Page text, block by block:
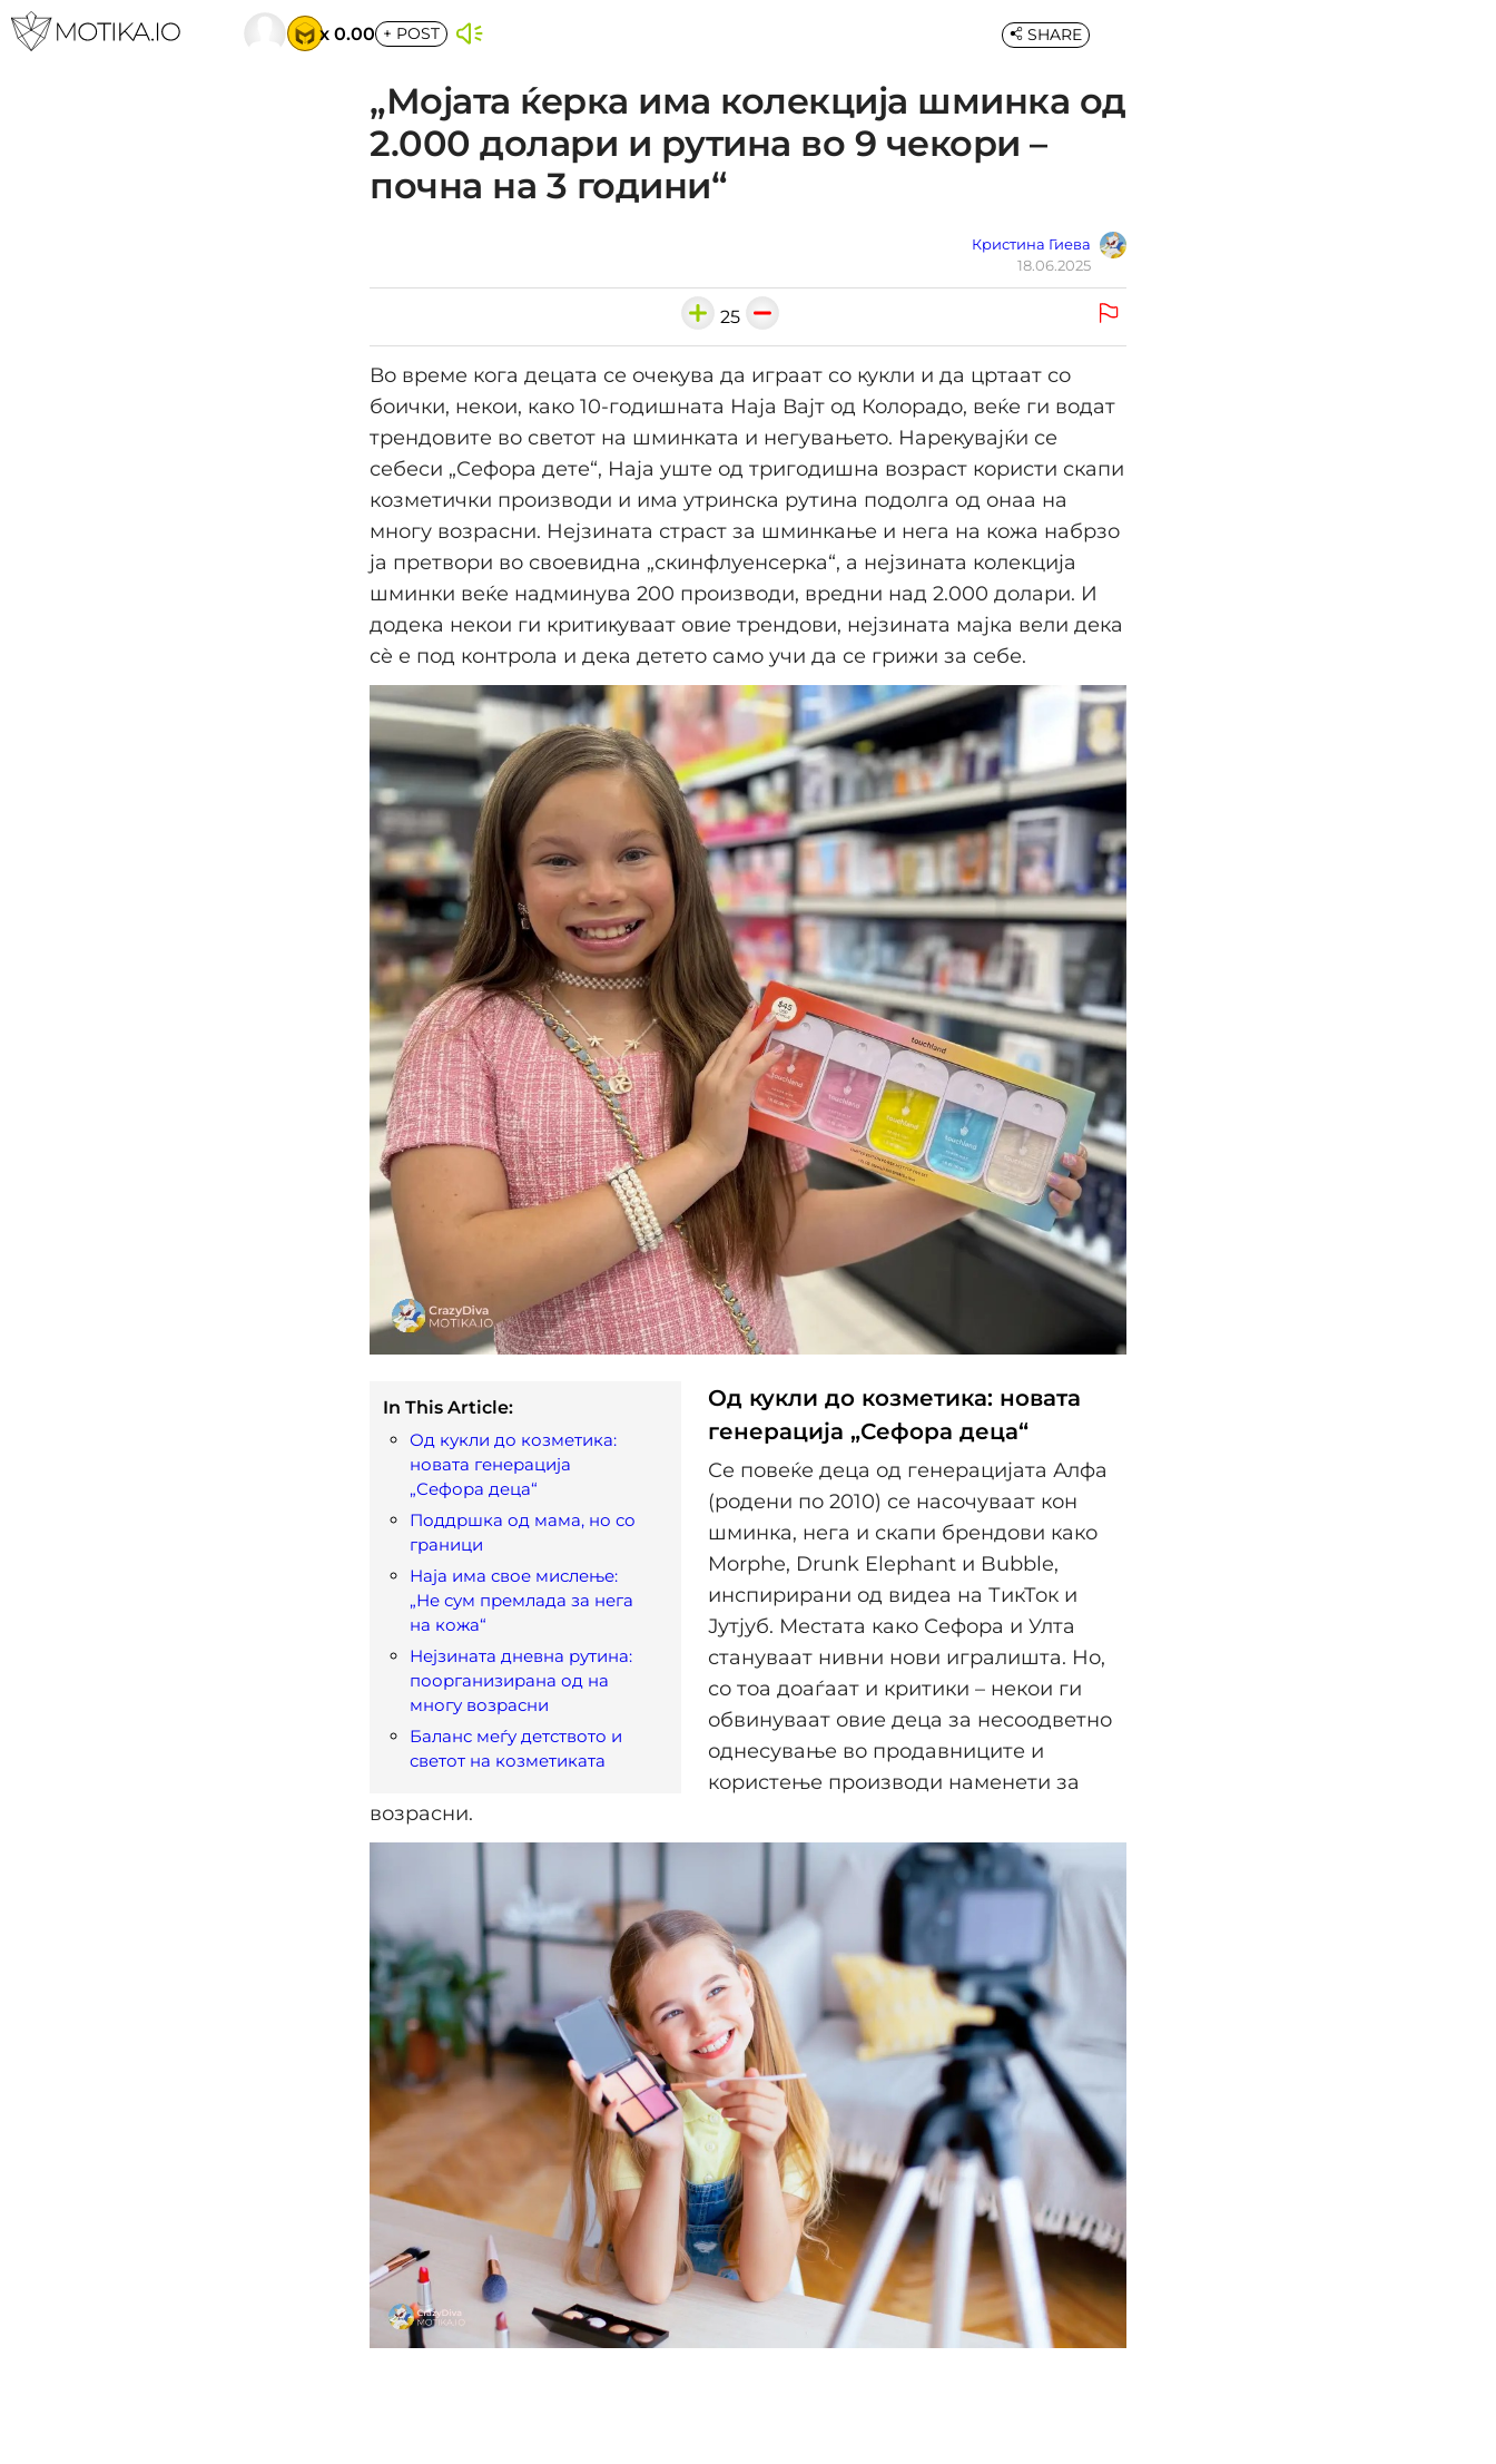
x 0.00 + POST
„Мојата ќерка има колекција шминка од
2.000 долари и рутина во 9 чекори –
почна на 3 години“
Кристина Гиева
18.06.2025
SHARE
25
Во време кога децата се очекува да играат со кукли и да цртаат со
боички, некои, како 10-годишната Наја Вајт од Колорадо, веќе ги водат
трендовите во светот на шминката и негувањето. Нарекувајќи се
себеси „Сефора дете“, Наја уште од тригодишна возраст користи скапи
козметички производи и има утринска рутина подолга од онаа на
многу возрасни. Нејзината страст за шминкање и нега на кожа набрзо
ја претвори во своевидна „скинфлуенсерка“, а нејзината колекција
шминки веќе надминува 200 производи, вредни над 2.000 долари. И
додека некои ги критикуваат овие трендови, нејзината мајка вели дека
сè е под контрола и дека детето само учи да се грижи за себе.
In This Article:
Од кукли до козметика:
новата генерација
„Сефора деца“
Поддршка од мама, но со
граници
Наја има свое мислење:
„Не сум премлада за нега
на кожа“
Нејзината дневна рутина:
поорганизирана од на
многу возрасни
Баланс меѓу детството и
светот на козметиката
Од кукли до козметика: новата
генерација „Сефора деца“
Се повеќе деца од генерацијата Алфа
(родени по 2010) се насочуваат кон
шминка, нега и скапи брендови како
Morphe, Drunk Elephant и Bubble,
инспирирани од видеа на ТикТок и
Јутјуб. Местата како Сефора и Улта
стануваат нивни нови игралишта. Но,
со тоа доаѓаат и критики – некои ги
обвинуваат овие деца за несоодветно
однесување во продавниците и
користење производи наменети за
возрасни.